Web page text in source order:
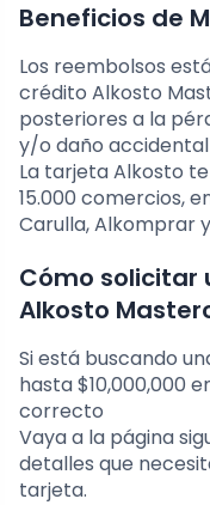
Beneficios de
Los reembolsos
crédito Alkosto
posteriores a la
y/o daño accidental
La tarjeta Alkosto
15.000 comercios,
Carulla, Alkomprar
Cómo
Alkosto
Si está buscando
hasta $10,000,000
correcto
Vaya a la página
detalles que
tarjeta.